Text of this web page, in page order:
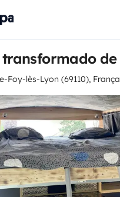
Foy-lès-Lyon (69110), França